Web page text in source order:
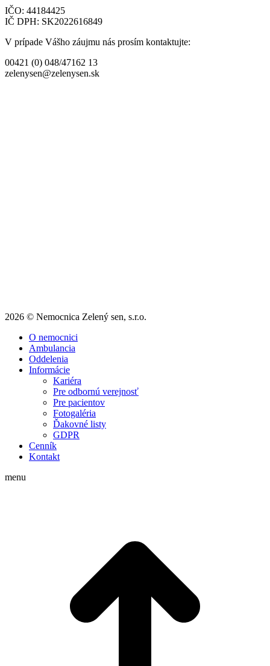
IČO: 44184425
IČ DPH: SK2022616849
V prípade Vášho záujmu nás prosím kontaktujte:
00421 (0) 048/47162 13
zelenysen@zelenysen.sk
2026 © Nemocnica Zelený sen, s.r.o.
O nemocnici
Ambulancia
Oddelenia
Informácie
Kariéra
Pre odbornú verejnosť
Pre pacientov
Fotogaléria
Ďakovné listy
GDPR
Cenník
Kontakt
menu